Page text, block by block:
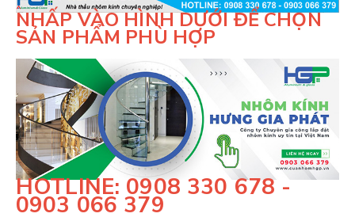
NHẤP VÀO HÌNH DƯỚI ĐỂ CHỌN
SẢN PHẨM PHÙ HỢP
HOTLINE: 0908 330 678 -
0903 066 379